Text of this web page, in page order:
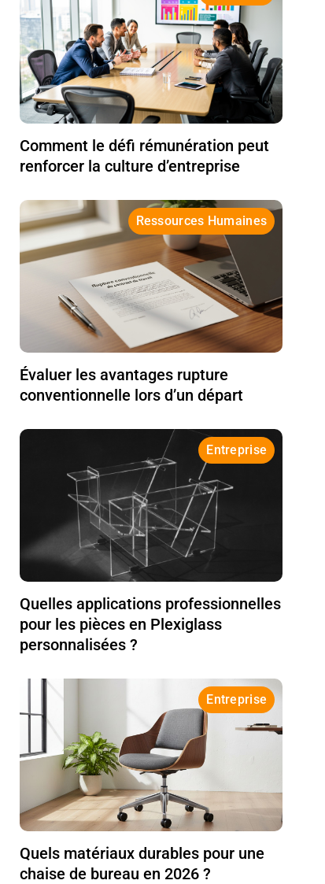
Comment le défi rémunération peut
renforcer la culture d’entreprise
Ressources Humaines
Évaluer les avantages rupture
conventionnelle lors d’un départ
Entreprise
Quelles applications professionnelles
pour les pièces en Plexiglass
personnalisées ?
Entreprise
Quels matériaux durables pour une
chaise de bureau en 2026 ?